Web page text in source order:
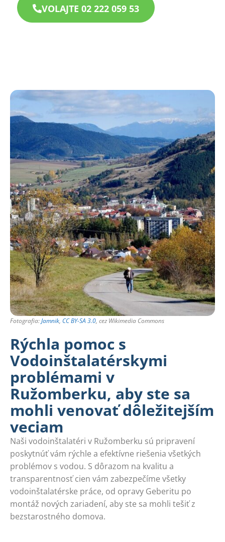
VOLAJTE 02 222 059 53
Fotografia:Jamnik, CC BY-SA 3.0, cez Wikimedia Commons
Rýchla pomoc s
Vodoinštalatérskymi
problémami v
Ružomberku, aby ste sa
mohli venovať dôležitejším
veciam
Naši vodoinštalatéri v Ružomberku sú pripravení
poskytnúť vám rýchle a efektívne riešenia všetkých
problémov s vodou. S dôrazom na kvalitu a
transparentnosť cien vám zabezpečíme všetky
vodoinštalatérske práce, od opravy Geberitu po
montáž nových zariadení, aby ste sa mohli tešiť z
bezstarostného domova.